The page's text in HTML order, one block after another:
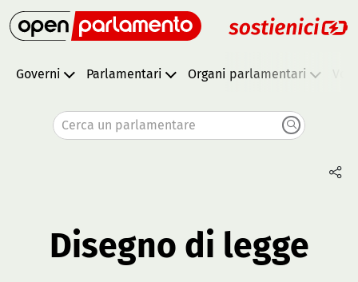
Governi Parlamentari Organi parlamentari
Cerca un parlamentare
Disegno di legge